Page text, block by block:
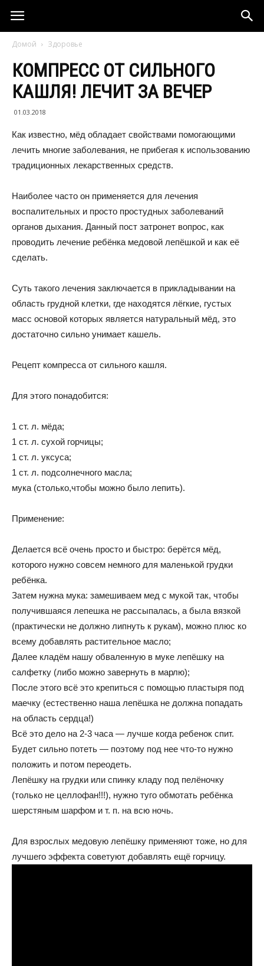
Домой Здоровье
КОМПРЕСС ОТ СИЛЬНОГО
КАШЛЯ! ЛЕЧИТ ЗА ВЕЧЕР
01.03.2018
Как известно, мёд обладает свойствами помогающими
лечить многие заболевания, не прибегая к использованию
традиционных лекарственных средств.
Наиболее часто он применяется для лечения
воспалительных и просто простудных заболеваний
органов дыхания. Данный пост затронет вопрос, как
проводить лечение ребёнка медовой лепёшкой и как её
сделать.
Суть такого лечения заключается в прикладывании на
область грудной клетки, где находятся лёгкие, густых
масс основой которых является натуральный мёд, это
достаточно сильно унимает кашель.
Рецепт компресса от сильного кашля.
Для этого понадобится:
1 ст. л. мёда;
1 ст. л. сухой горчицы;
1 ст. л. уксуса;
1 ст. л. подсолнечного масла;
мука (столько,чтобы можно было лепить).
Применение:
Делается всё очень просто и быстро: берётся мёд,
которого нужно совсем немного для маленькой грудки
ребёнка.
Затем нужна мука: замешиваем мед с мукой так, чтобы
получившаяся лепешка не рассыпалась, а была вязкой
(практически не должно липнуть к рукам), можно плюс ко
всему добавлять растительное масло;
Далее кладём нашу обваленную в муке лепёшку на
салфетку (либо можно завернуть в марлю);
После этого всё это крепиться с помощью пластыря под
маечку (естественно наша лепёшка не должна попадать
на область сердца!)
Всё это дело на 2-3 часа — лучше когда ребенок спит.
Будет сильно потеть — поэтому под нее что-то нужно
положить и потом переодеть.
Лепёшку на грудки или спинку кладу под пелёночку
(только не целлофан!!!), нужно туго обмотать ребёнка
шерстяным шарфом и т. п. на всю ночь.
Для взрослых медовую лепёшку применяют тоже, но для
лучшего эффекта советуют добавлять ещё горчицу.